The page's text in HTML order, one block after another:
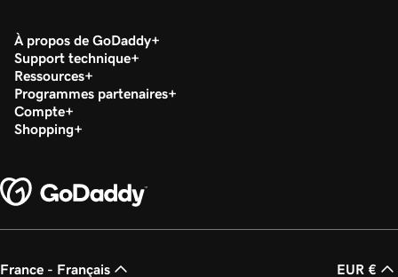
À propos de GoDaddy
Support technique
Ressources
Programmes partenaires
Compte
Shopping
France - Français EUR €